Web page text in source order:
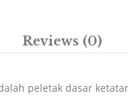
Reviews (0)
peletak dasar